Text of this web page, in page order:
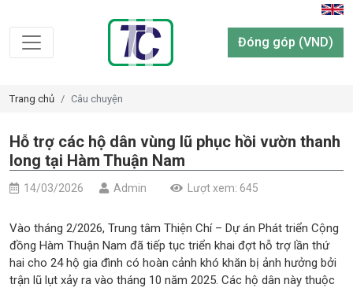
Đóng góp (VND)
Trang chủ Câu chuyện
Hỗ trợ các hộ dân vùng lũ phục hồi vườn thanh
long tại Hàm Thuận Nam
14/03/2026 Admin Lượt xem: 645
Vào tháng 2/2026, Trung tâm Thiện Chí – Dự án Phát triển Cộng
đồng Hàm Thuận Nam đã tiếp tục triển khai đợt hỗ trợ lần thứ
hai cho 24 hộ gia đình có hoàn cảnh khó khăn bị ảnh hưởng bởi
trận lũ lụt xảy ra vào tháng 10 năm 2025. Các hộ dân này thuộc